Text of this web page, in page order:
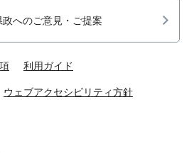
政へのご意見・ご提案
利用ガイド
ウェブアクセシビリティ方針